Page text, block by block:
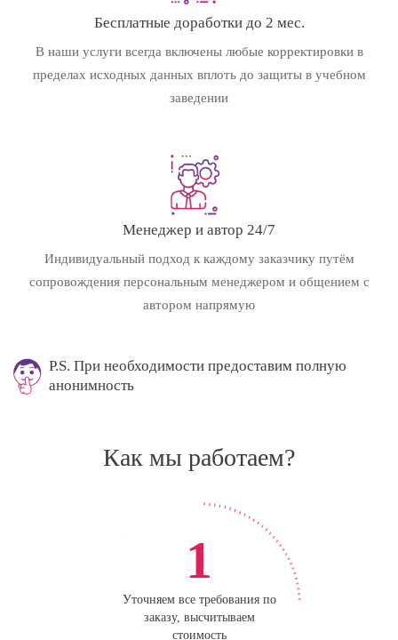
Бесплатные доработки до 2 мес.
В наши услуги всегда включены любые корректировки в
пределах исходных данных вплоть до защиты в учебном
заведении
Менеджер и автор 24/7
Индивидуальный подход к каждому заказчику путём
сопровождения персональным менеджером и общением с
автором напрямую
P.S. При необходимости предоставим полную
анонимность
Как мы работаем?
1
Уточняем все требования по
заказу, высчитываем
стоимость